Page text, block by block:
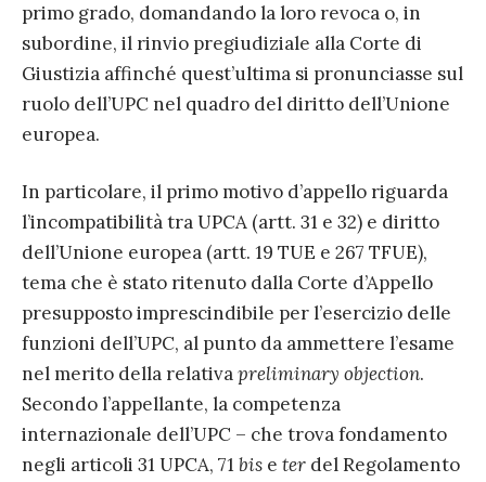
primo grado, domandando la loro revoca o, in
subordine, il rinvio pregiudiziale alla Corte di
Giustizia affinché quest’ultima si pronunciasse sul
ruolo dell’UPC nel quadro del diritto dell’Unione
europea.
In particolare, il primo motivo d’appello riguarda
l’incompatibilità tra UPCA (artt. 31 e 32) e diritto
dell’Unione europea (artt. 19 TUE e 267 TFUE),
tema che è stato ritenuto dalla Corte d’Appello
presupposto imprescindibile per l’esercizio delle
funzioni dell’UPC, al punto da ammettere l’esame
nel merito della relativapreliminary objection.
Secondo l’appellante, la competenza
internazionale dell’UPC – che trova fondamento
negli articoli 31 UPCA, 71 bis e ter del Regolamento